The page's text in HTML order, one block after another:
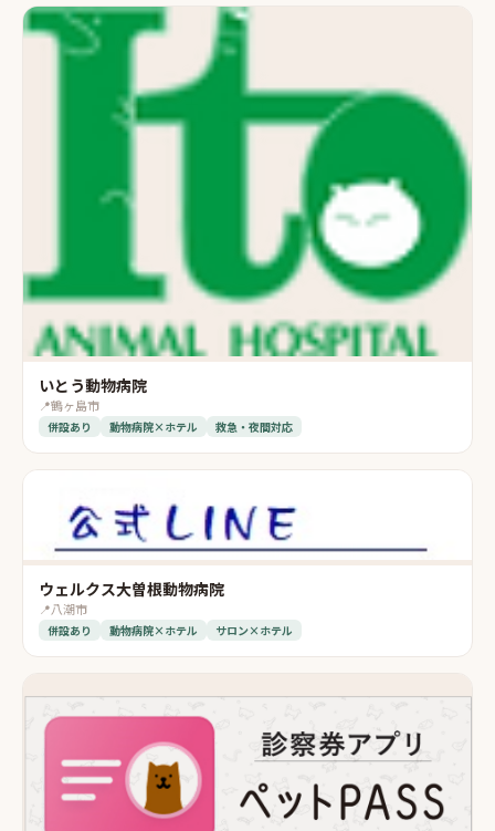
いとう動物病院
📍鶴ヶ島市
併設あり 動物病院×ホテル 救急・夜間対応
ウェルクス大曽根動物病院
📍八潮市
併設あり 動物病院×ホテル サロン×ホテル